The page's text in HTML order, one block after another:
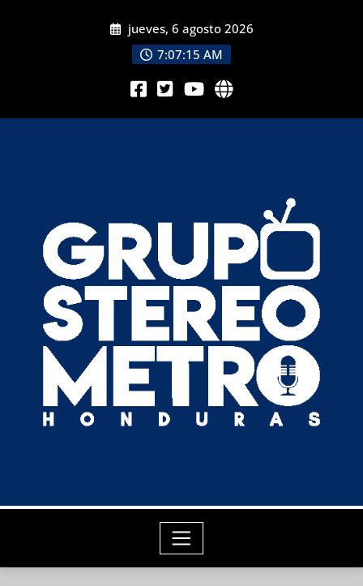
jueves, 6 agosto 2026
7:07:16 AM